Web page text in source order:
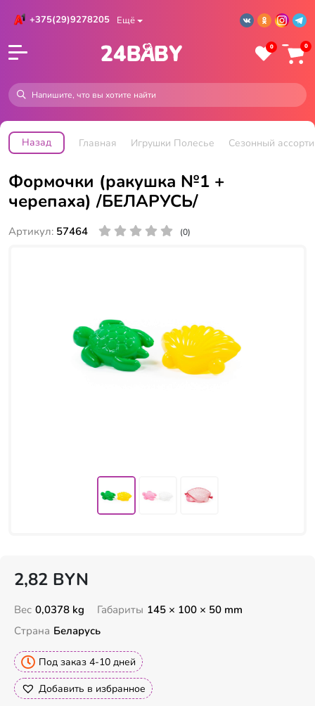
+375(29)9278205 Ещё
0 0
Назад Главная Игрушки Полесье Сезонный
Формочки (ракушка №1 +
черепаха) /БЕЛАРУСЬ/
Артикул: 57464 (0)
2,82 BYN
Вес 0,0378 kg Габариты 145 × 100 × 50 mm
Страна Беларусь
Под заказ 4-10 дней
Добавить в избранное